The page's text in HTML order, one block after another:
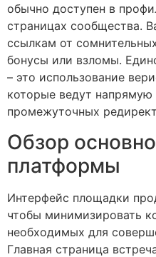
обычно доступен в
страницах сообщества.
ссылкам от
бонусы или взломы.
– это использование
которые ведут
промежуточных
Обзор
платформы
Интерфейс площадки
чтобы минимизировать
необходимых для
Главная страница